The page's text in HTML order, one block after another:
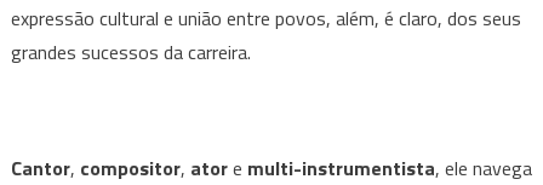
BeFly
Hall
expressão cultural e união entre povos, além, é claro, dos seus
grandes sucessos da carreira.
Cantor, compositor, atore multi-instrumentista, ele navega